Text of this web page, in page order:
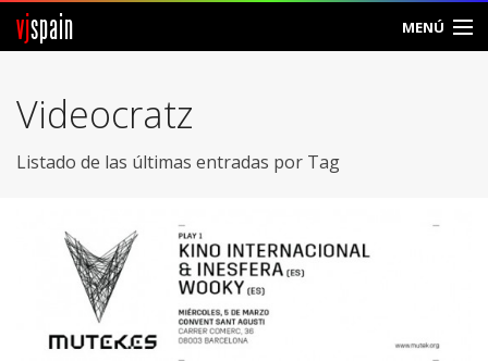
vjspain MENÚ
Foros
Vjspain
Contacto
Videocratz
Listado de las últimas entradas por Tag